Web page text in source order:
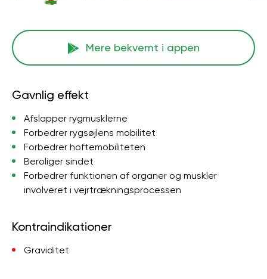
Mere bekvemt i appen
Gavnlig effekt
Afslapper rygmusklerne
Forbedrer rygsøjlens mobilitet
Forbedrer hoftemobiliteten
Beroliger sindet
Forbedrer funktionen af ​​organer og muskler
involveret i vejrtrækningsprocessen
Kontraindikationer
Graviditet